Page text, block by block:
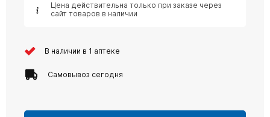
Цена действительна только при заказе через
сайт товаров в наличии
В наличии в 1 аптеке
Самовывоз сегодня